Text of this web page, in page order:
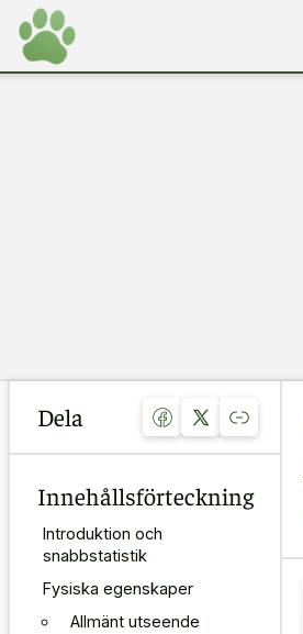
Dela
Innehållsförteckning
Introduktion och
snabbstatistik
Fysiska egenskaper
Allmänt utseende